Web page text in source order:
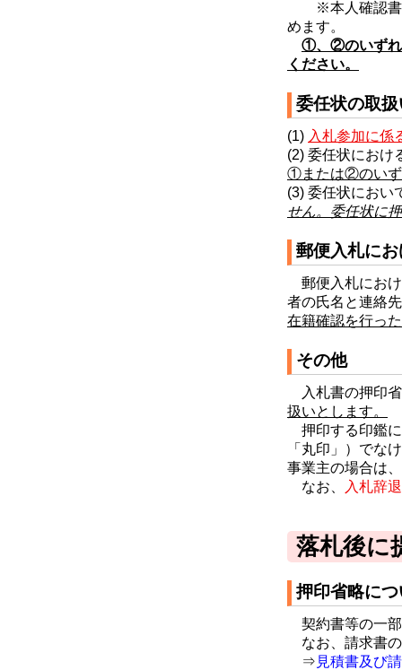
※本人確認書類
めます。
①、②のいずれ
ください。
委任状の取
(1) 入札参加に係
(2) 委任状におけ
①または②のいず
(3) 委任状におい
せん。委任状に
郵便入札に
郵便入札におけ
者の氏名と連絡
在籍確認を行っ
その他
入札書の押印
扱いとします。
押印する印鑑に
「丸印」）でな
事業主の場合は
なお、
入札辞
落札後に
押印省略に
契約書等の一
なお、請求書の
⇒ 見積書及び